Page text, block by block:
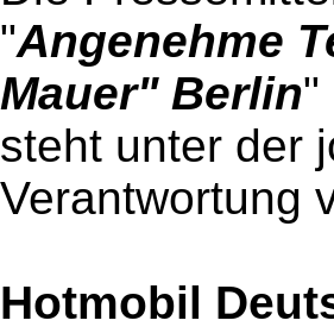
"Angenehme
Mauer" Berlin"
steht unter der
Verantwortung
Hotmobil